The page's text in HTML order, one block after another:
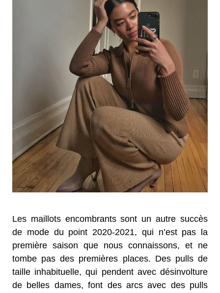
Les maillots encombrants sont un autre succès
de mode du point 2020-2021, qui n’est pas la
première saison que nous connaissons, et ne
tombe pas des premières places. Des pulls de
taille inhabituelle, qui pendent avec désinvolture
de belles dames, font des arcs avec des pulls